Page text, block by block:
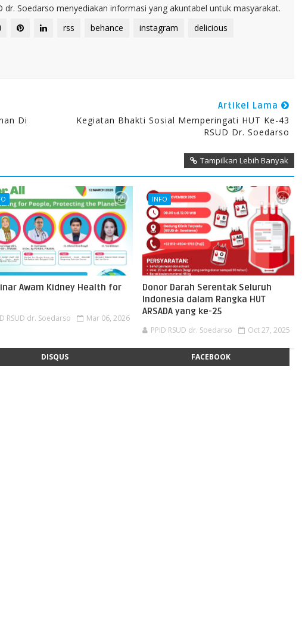
dr. Soedarso menyediakan informasi yang akuntabel untuk masyarakat.
rss
behance instagram delicious
Di
Artikel Lama
Kegiatan Bhakti Sosial Memperingati HUT Ke-43
RSUD Dr. Soedarso
Tampilkan Lebih Banyak
Awam Kidney Health for
RSUD dr. Soedarso Mar 06, 2026
INFO
Donor Darah Serentak Seluruh
Indonesia dalam Rangka HUT
ARSADA yang ke-25
PPID RSUD dr. Soedarso Oct 27, 2025
DISQUS FACEBOOK